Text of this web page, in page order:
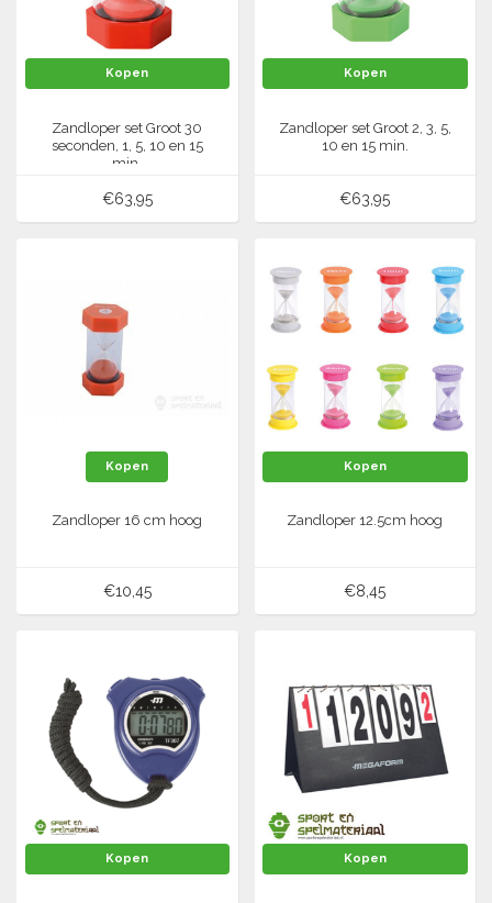
Overige
Veiligheid en eerste hulp
Dobbelstenen
Handbal
Honkbal-Softbal-Beeball
Handschoenen
Slagmateriaal
Honken/ statieven
Tennis-Squash
Vechtsport
Doelen
Overige/training
Zwemsport
Kopen
Zandloper set Groot 30
seconden, 1, 5, 10 en 15
min.
€63,95
Kopen
Zandloper set Groot 2, 3, 5,
10 en 15 min.
€63,95
Kopen
Zandloper 16 cm hoog
€10,45
Kopen
Zandloper 12.5cm hoog
€8,45
Kopen Kopen